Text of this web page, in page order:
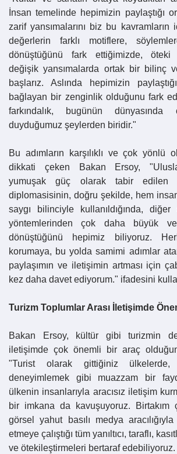
İnsan temelinde hepimizin paylaştığı
zarif yansımalarını biz bu
değerlerin farklı motiflere,
dönüştüğünü fark ettiğimizde, öteki
değişik yansımalarda ortak bir bilinç
başlarız. Aslında hepimizin
bağlayan bir zenginlik olduğunu fark
farkındalık, bugünün
duyduğumuz şeylerden biridir."
Bu adımların karşılıklı ve çok yönlü
dikkati çeken Bakan Ersoy,
yumuşak güç olarak tabir edilen
diplomasisinin, doğru şekilde, hem
saygı bilinciyle kullanıldığında,
yöntemlerinden çok daha büyük
dönüştüğünü hepimiz biliyoruz.
korumaya, bu yolda samimi adımlar
paylaşımın ve iletişimin artması için
kez daha davet ediyorum." ifadesini
Turizm Toplumlar Arası İletişimde
Bakan Ersoy, kültür gibi turizmin
iletişimde çok önemli bir araç
"Turist olarak gittiğiniz ülkelerde,
deneyimlemek gibi muazzam bir
ülkenin insanlarıyla aracısız iletişim
bir imkana da kavuşuyoruz. Birtakım
görsel yahut basılı medya
etmeye çalıştığı tüm yanıltıcı, taraflı,
ve ötekileştirmeleri bertaraf